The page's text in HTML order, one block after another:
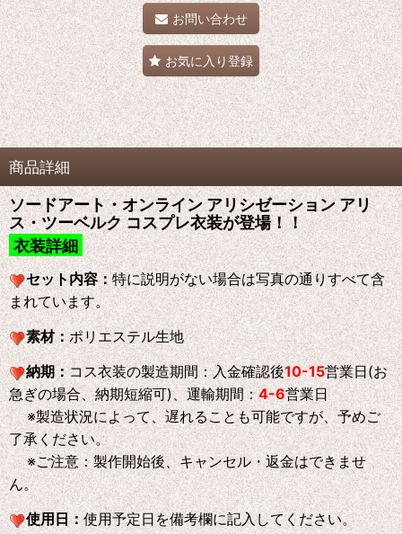
お問い合わせ
お気に入り登録
商品詳細
ソードアート・オンライン アリシゼーション アリ
ス・ツーベルク コスプレ衣装が登場！！
衣装詳細
セット内容：特に説明がない場合は写真の通りすべて含
まれています。
素材：ポリエステル生地
納期：コス衣装の製造期間：入金確認後10-15営業日(お
急ぎの場合、納期短縮可)、運輸期間：4-6営業日
※製造状況によって、遅れることも可能ですが、予めご
了承ください。
※ご注意：製作開始後、キャンセル・返金はできませ
ん。
使用日：使用予定日を備考欄に記入してください。